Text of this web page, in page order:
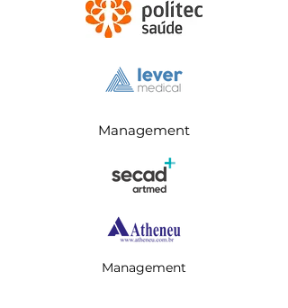
Management
Management